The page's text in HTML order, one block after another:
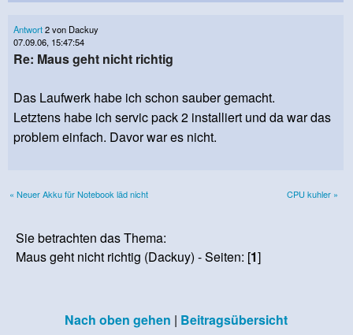
Antwort2 von Dackuy
07.09.06, 15:47:54
Re: Maus geht nicht richtig
Das Laufwerk habe ich schon sauber gemacht.
Letztens habe ich servic pack 2 installiert und da war das
problem einfach. Davor war es nicht.
« Neuer Akku für Notebook läd nicht CPU kuhler »
Sie betrachten das Thema:
Maus geht nicht richtig (Dackuy) - Seiten: [1]
Nach oben gehen | Beitragsübersicht